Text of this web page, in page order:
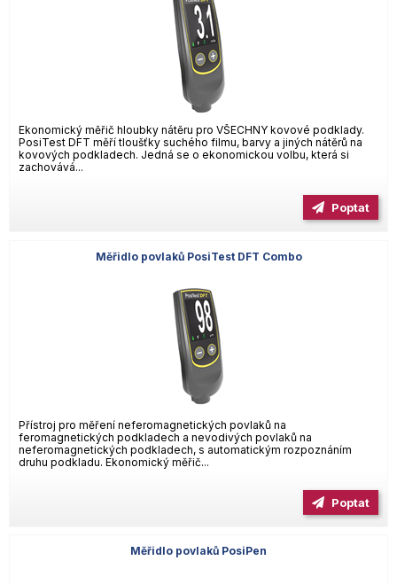
Ekonomický měřič hloubky nátěru pro VŠECHNY kovové podklady.
PosiTest DFT měří tloušťky suchého filmu, barvy a jiných nátěrů na
kovových podkladech. Jedná se o ekonomickou volbu, která si
zachovává...
Poptat
Měřidlo povlaků PosiTest DFT Combo
Přístroj pro měření neferomagnetických povlaků na
feromagnetických podkladech a nevodivých povlaků na
neferomagnetických podkladech, s automatickým rozpoznáním
druhu podkladu. Ekonomický měřič...
Poptat
Měřidlo povlaků PosiPen